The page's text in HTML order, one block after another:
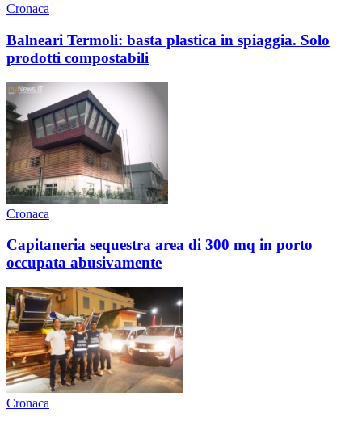
Cronaca
Balneari Termoli: basta plastica in spiaggia. Solo
prodotti compostabili
Cronaca
Capitaneria sequestra area di 300 mq in porto
occupata abusivamente
Cronaca